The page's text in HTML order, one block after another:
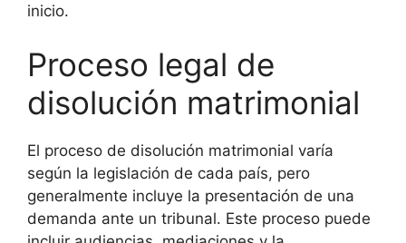
inicio.
Proceso legal de
disolución matrimonial
El proceso de disolución matrimonial varía
según la legislación de cada país, pero
generalmente incluye la presentación de una
demanda ante un tribunal. Este proceso puede